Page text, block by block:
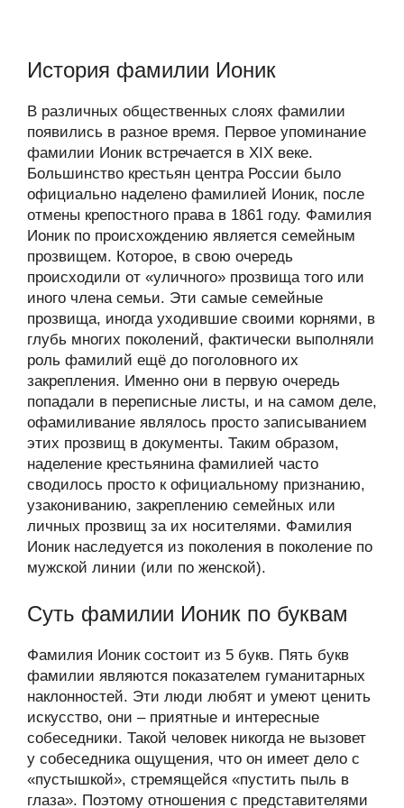
История фамилии Ионик
В различных общественных слоях фамилии
появились в разное время. Первое упоминание
фамилии Ионик встречается в XIX веке.
Большинство крестьян центра России было
официально наделено фамилией Ионик, после
отмены крепостного права в 1861 году. Фамилия
Ионик по происхождению является семейным
прозвищем. Которое, в свою очередь
происходили от «уличного» прозвища того или
иного члена семьи. Эти самые семейные
прозвища, иногда уходившие своими корнями, в
глубь многих поколений, фактически выполняли
роль фамилий ещё до поголовного их
закрепления. Именно они в первую очередь
попадали в переписные листы, и на самом деле,
офамиливание являлось просто записыванием
этих прозвищ в документы. Таким образом,
наделение крестьянина фамилией часто
сводилось просто к официальному признанию,
узакониванию, закреплению семейных или
личных прозвищ за их носителями. Фамилия
Ионик наследуется из поколения в поколение по
мужской линии (или по женской).
Суть фамилии Ионик по буквам
Фамилия Ионик состоит из 5 букв. Пять букв
фамилии являются показателем гуманитарных
наклонностей. Эти люди любят и умеют ценить
искусство, они – приятные и интересные
собеседники. Такой человек никогда не вызовет
у собеседника ощущения, что он имеет дело с
«пустышкой», стремящейся «пустить пыль в
глаза». Поэтому отношения с представителями